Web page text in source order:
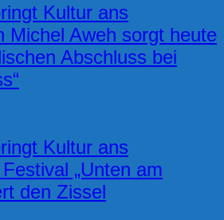
Kultur ans
Michel Aweh sorgt heute
Abschluss bei
Kultur ans
„Unten am
den Zissel